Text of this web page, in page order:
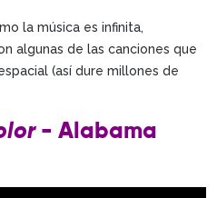
la música es infinita,
algunas de las canciones que
(así dure millones de
- Alabama